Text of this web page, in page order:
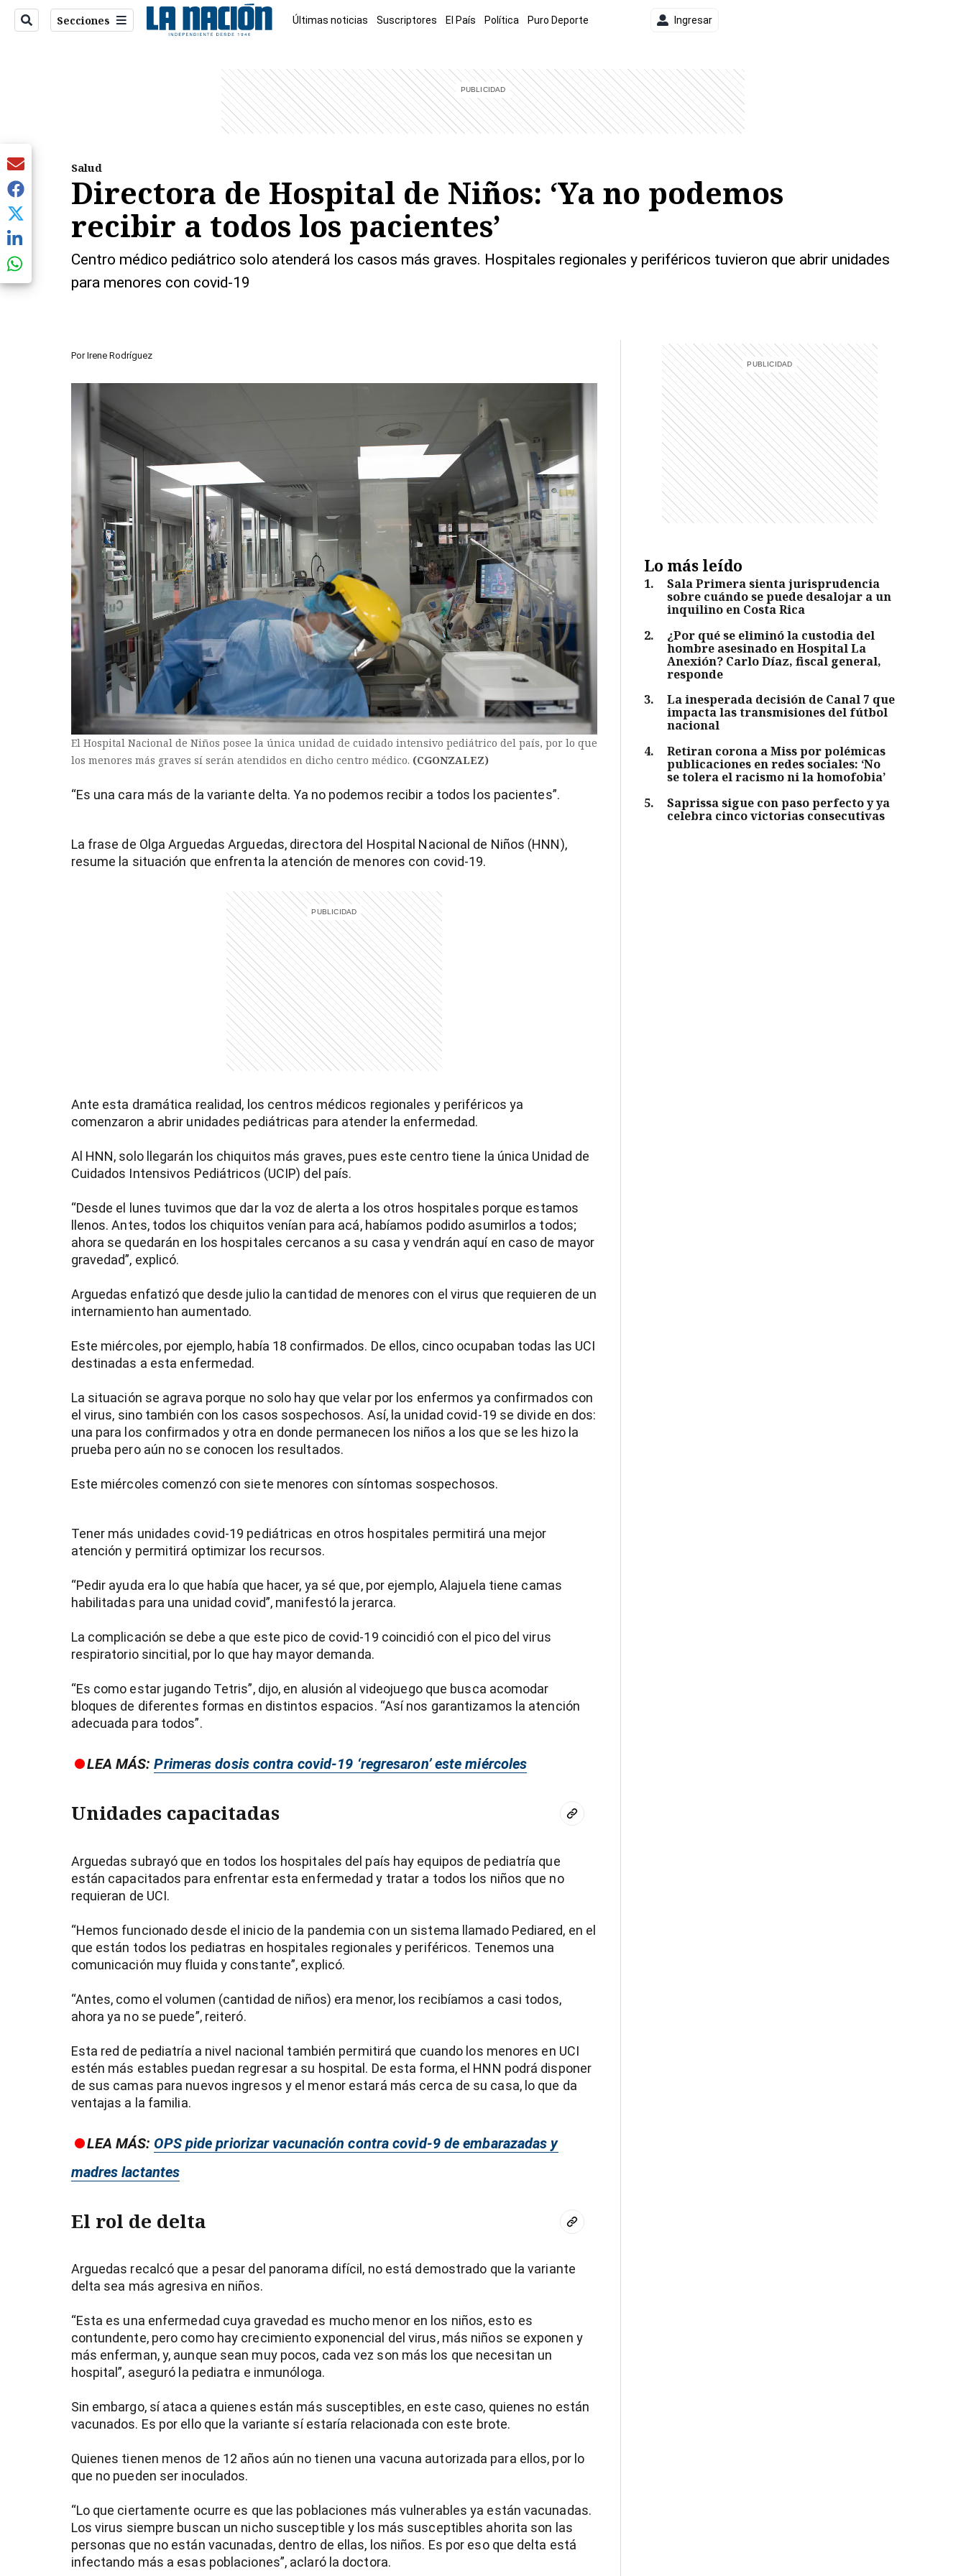
Secciones Últimas noticias Suscriptores El País Política Puro Deporte Ingresar
Salud
Directora de Hospital de Niños: ‘Ya no podemos
recibir a todos los pacientes’
Centro médico pediátrico solo atenderá los casos más graves. Hospitales regionales y periféricos tuvieron que abrir unidades
para menores con covid-19
Por Irene Rodríguez
El Hospital Nacional de Niños posee la única unidad de cuidado intensivo pediátrico del país, por lo que
los menores más graves sí serán atendidos en dicho centro médico. (CGONZALEZ)
“Es una cara más de la variante delta. Ya no podemos recibir a todos los pacientes”.
La frase de Olga Arguedas Arguedas, directora del Hospital Nacional de Niños (HNN),
resume la situación que enfrenta la atención de menores con covid-19.
Ante esta dramática realidad, los centros médicos regionales y periféricos ya
comenzaron a abrir unidades pediátricas para atender la enfermedad.
Al HNN, solo llegarán los chiquitos más graves, pues este centro tiene la única Unidad de
Cuidados Intensivos Pediátricos (UCIP) del país.
“Desde el lunes tuvimos que dar la voz de alerta a los otros hospitales porque estamos
llenos. Antes, todos los chiquitos venían para acá, habíamos podido asumirlos a todos;
ahora se quedarán en los hospitales cercanos a su casa y vendrán aquí en caso de mayor
gravedad”, explicó.
Arguedas enfatizó que desde julio la cantidad de menores con el virus que requieren de un
internamiento han aumentado.
Este miércoles, por ejemplo, había 18 confirmados. De ellos, cinco ocupaban todas las UCI
destinadas a esta enfermedad.
La situación se agrava porque no solo hay que velar por los enfermos ya confirmados con
el virus, sino también con los casos sospechosos. Así, la unidad covid-19 se divide en dos:
una para los confirmados y otra en donde permanecen los niños a los que se les hizo la
prueba pero aún no se conocen los resultados.
Este miércoles comenzó con siete menores con síntomas sospechosos.
Tener más unidades covid-19 pediátricas en otros hospitales permitirá una mejor
atención y permitirá optimizar los recursos.
“Pedir ayuda era lo que había que hacer, ya sé que, por ejemplo, Alajuela tiene camas
habilitadas para una unidad covid”, manifestó la jerarca.
La complicación se debe a que este pico de covid-19 coincidió con el pico del virus
respiratorio sincitial, por lo que hay mayor demanda.
“Es como estar jugando Tetris”, dijo, en alusión al videojuego que busca acomodar
bloques de diferentes formas en distintos espacios. “Así nos garantizamos la atención
adecuada para todos”.
LEA MÁS:Primeras dosis contra covid-19 ‘regresaron’ este miércoles
Unidades capacitadas
Arguedas subrayó que en todos los hospitales del país hay equipos de pediatría que
están capacitados para enfrentar esta enfermedad y tratar a todos los niños que no
requieran de UCI.
“Hemos funcionado desde el inicio de la pandemia con un sistema llamado Pediared, en el
que están todos los pediatras en hospitales regionales y periféricos. Tenemos una
comunicación muy fluida y constante”, explicó.
“Antes, como el volumen (cantidad de niños) era menor, los recibíamos a casi todos,
ahora ya no se puede”, reiteró.
Esta red de pediatría a nivel nacional también permitirá que cuando los menores en UCI
estén más estables puedan regresar a su hospital. De esta forma, el HNN podrá disponer
de sus camas para nuevos ingresos y el menor estará más cerca de su casa, lo que da
ventajas a la familia.
LEA MÁS: OPS pide priorizar vacunación contra covid-9 de embarazadas y
madres lactantes
El rol de delta
Arguedas recalcó que a pesar del panorama difícil, no está demostrado que la variante
delta sea más agresiva en niños.
“Esta es una enfermedad cuya gravedad es mucho menor en los niños, esto es
contundente, pero como hay crecimiento exponencial del virus, más niños se exponen y
más enferman, y, aunque sean muy pocos, cada vez son más los que necesitan un
hospital”, aseguró la pediatra e inmunóloga.
Sin embargo, sí ataca a quienes están más susceptibles, en este caso, quienes no están
vacunados. Es por ello que la variante sí estaría relacionada con este brote.
Quienes tienen menos de 12 años aún no tienen una vacuna autorizada para ellos, por lo
que no pueden ser inoculados.
“Lo que ciertamente ocurre es que las poblaciones más vulnerables ya están vacunadas.
Los virus siempre buscan un nicho susceptible y los más susceptibles ahorita son las
personas que no están vacunadas, dentro de ellas, los niños. Es por eso que delta está
infectando más a esas poblaciones”, aclaró la doctora.
Lo más leído
1.
Sala Primera sienta jurisprudencia
sobre cuándo se puede desalojar a un
inquilino en Costa Rica
2.
¿Por qué se eliminó la custodia del
hombre asesinado en Hospital La
Anexión? Carlo Díaz, fiscal general,
responde
3.
La inesperada decisión de Canal 7 que
impacta las transmisiones del fútbol
nacional
4.
Retiran corona a Miss por polémicas
publicaciones en redes sociales: ‘No
se tolera el racismo ni la homofobia’
5.
Saprissa sigue con paso perfecto y ya
celebra cinco victorias consecutivas